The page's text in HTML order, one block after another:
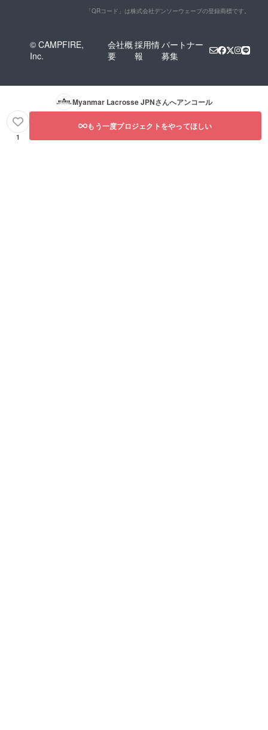
「QRコード」は株式会社デンソーウェーブの登録商標です。
© CAMPFIRE,
Inc.
会社概
要
採用情
報
パートナー
募集
Myanmar Lacrosse JPNさんへアンコール
1
もう一度プロジェクトをやってほしい